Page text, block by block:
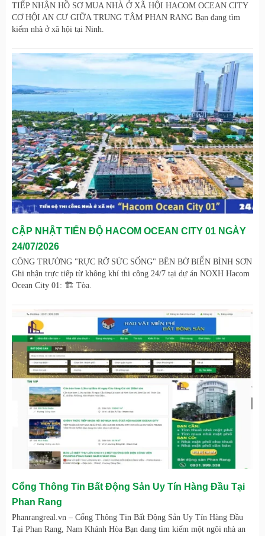
TIẾP NHẬN HỒ SƠ MUA NHÀ Ở XÃ HỘI HACOM OCEAN CITY
CƠ HỘI AN CƯ GIỮA TRUNG TÂM PHAN RANG Bạn đang tìm
kiếm nhà ở xã hội tại Ninh.
CẬP NHẬT TIẾN ĐỘ HACOM OCEAN CITY 01 NGÀY
24/07/2026
CÔNG TRƯỜNG "RỰC RỠ SỨC SỐNG" BÊN BỜ BIỂN BÌNH SƠN
Ghi nhận trực tiếp từ không khí thi công 24/7 tại dự án NOXH Hacom
Ocean City 01: 🏗️ Tòa.
Cổng Thông Tin Bất Động Sản Uy Tín Hàng Đầu Tại
Phan Rang
Phanrangreal.vn – Cổng Thông Tin Bất Động Sản Uy Tín Hàng Đầu
Tại Phan Rang, Nam Khánh Hòa Bạn đang tìm kiếm một ngôi nhà an